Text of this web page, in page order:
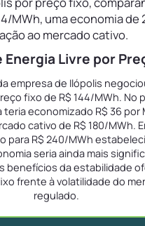
MWh, uma economia de
ao mercado cativo.
Energia Livre por
empresa de Ilópolis
fixo de R$ 144/MWh. No
teria economizado R$ 36 por
cativo de R$ 180/MWh.
para R$ 240/MWh
seria ainda mais
benefícios da estabilidade
frente à volatilidade do
regulado.